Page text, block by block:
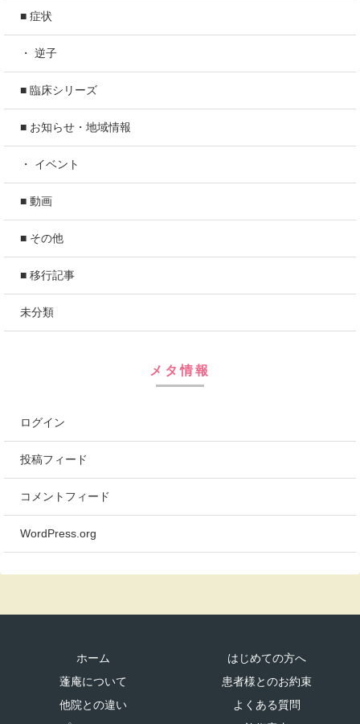
■ 症状
・ 逆子
■ 臨床シリーズ
■ お知らせ・地域情報
・ イベント
■ 動画
■ その他
■ 移行記事
未分類
メタ情報
ログイン
投稿フィード
コメントフィード
WordPress.org
ホーム
はじめての方へ
蓬庵について
患者様とのお約束
他院との違い
よくある質問